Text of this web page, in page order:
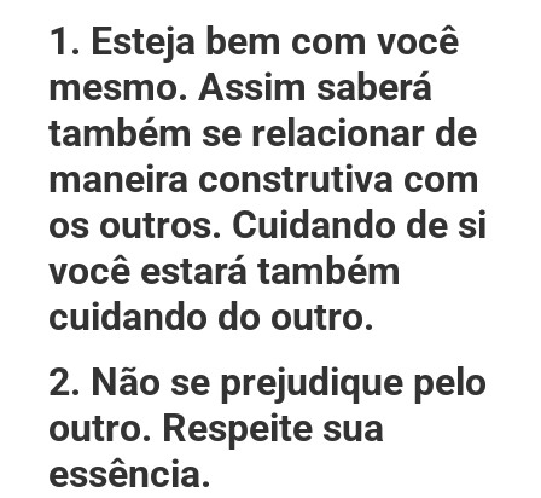
1. Esteja bem com você
mesmo. Assim saberá
também se relacionar de
maneira construtiva com
os outros. Cuidando de si
você estará também
cuidando do outro.
2. Não se prejudique pelo
outro. Respeite sua
essência.